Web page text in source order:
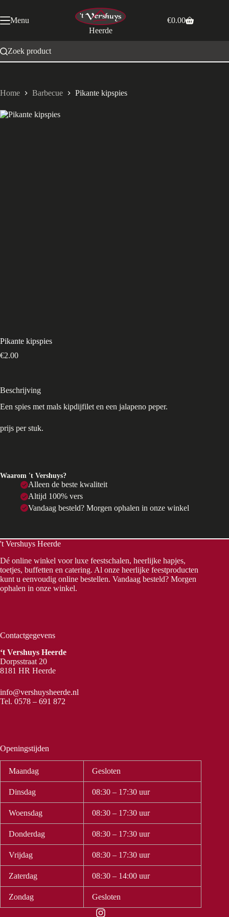
de Menu
Heerde
Winkelwagen
€0.00
Zoek product
Home Barbecue Pikante kipspies
Pikante kipspies
€2.00
Beschrijving
Een spies met mals kipdijfilet en een jalapeno peper.
prijs per stuk.
Waarom 't Vershuys?
Alleen de beste kwaliteit
Altijd 100% vers
Vandaag besteld? Morgen ophalen in onze winkel
't Vershuys Heerde
Dé online winkel voor luxe feestschalen, heerlijke hapjes,
toetjes, buffetten en catering. Al onze heerlijke feestproducten
kunt u eenvoudig online bestellen. Vandaag besteld? Morgen
ophalen in onze winkel.
Contactgegevens
‘t Vershuys Heerde
Dorpsstraat 20
8181 HR Heerde
info@vershuysheerde.nl
Tel. 0578 – 691 872
Openingstijden
Maandag Gesloten
Dinsdag 08:30 – 17:30 uur
Woensdag 08:30 – 17:30 uur
Donderdag 08:30 – 17:30 uur
Vrijdag 08:30 – 17:30 uur
Zaterdag 08:30 – 14:00 uur
Zondag Gesloten